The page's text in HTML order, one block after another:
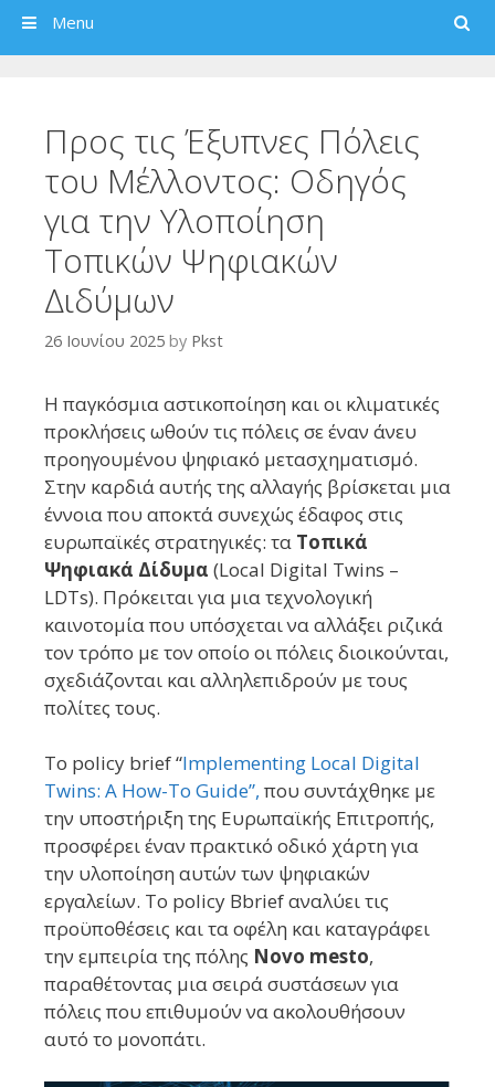
Search
Menu
Προς τις Έξυπνες Πόλεις
του Μέλλοντος: Οδηγός
για την Υλοποίηση
Τοπικών Ψηφιακών
Διδύμων
26 Ιουνίου 2025 by Pkst
Η παγκόσμια αστικοποίηση και οι κλιματικές
προκλήσεις ωθούν τις πόλεις σε έναν άνευ
προηγουμένου ψηφιακό μετασχηματισμό.
Στην καρδιά αυτής της αλλαγής βρίσκεται μια
έννοια που αποκτά συνεχώς έδαφος στις
ευρωπαϊκές στρατηγικές: τα Τοπικά
Ψηφιακά Δίδυμα (Local Digital Twins –
LDTs). Πρόκειται για μια τεχνολογική
καινοτομία που υπόσχεται να αλλάξει ριζικά
τον τρόπο με τον οποίο οι πόλεις διοικούνται,
σχεδιάζονται και αλληλεπιδρούν με τους
πολίτες τους.
Το policy brief “Implementing Local Digital
Twins: A How-To Guide”, που συντάχθηκε με
την υποστήριξη της Ευρωπαϊκής Επιτροπής,
προσφέρει έναν πρακτικό οδικό χάρτη για
την υλοποίηση αυτών των ψηφιακών
εργαλείων. Το policy Bbrief αναλύει τις
προϋποθέσεις και τα οφέλη και καταγράφει
την εμπειρία της πόλης Novo mesto,
παραθέτοντας μια σειρά συστάσεων για
πόλεις που επιθυμούν να ακολουθήσουν
αυτό το μονοπάτι.